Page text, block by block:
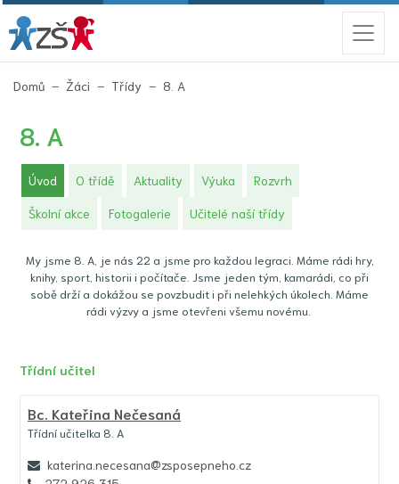
Domů Žáci Třídy 8. A
8. A
Úvod (aktuální)
O třídě Aktuality Výuka Rozvrh
Školní akce Fotogalerie Učitelé naší třídy
My jsme 8. A, je nás 22 a jsme pro každou legraci. Máme rádi hry,
knihy, sport, historii i počítače. Jsme jeden tým, kamarádi, co při
sobě drží a dokážou se povzbudit i při nelehkých úkolech. Máme
rádi výzvy a jsme otevřeni všemu novému.
Třídní učitel
Bc. Kateřina Nečesaná
Třídní učitelka 8. A
katerina.necesana@zsposepneho.cz